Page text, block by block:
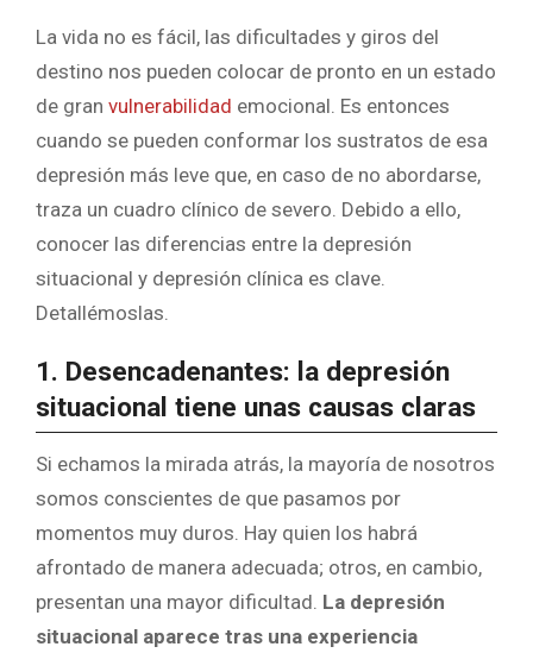
La vida no es fácil, las dificultades y giros del
destino nos pueden colocar de pronto en un estado
de gran vulnerabilidad emocional. Es entonces
cuando se pueden conformar los sustratos de esa
depresión más leve que, en caso de no abordarse,
traza un cuadro clínico de severo. Debido a ello,
conocer las diferencias entre la depresión
situacional y depresión clínica es clave.
Detallémoslas.
1. Desencadenantes: la depresión
situacional tiene unas causas claras
Si echamos la mirada atrás, la mayoría de nosotros
somos conscientes de que pasamos por
momentos muy duros. Hay quien los habrá
afrontado de manera adecuada; otros, en cambio,
presentan una mayor dificultad. La depresión
situacional aparece tras una experiencia